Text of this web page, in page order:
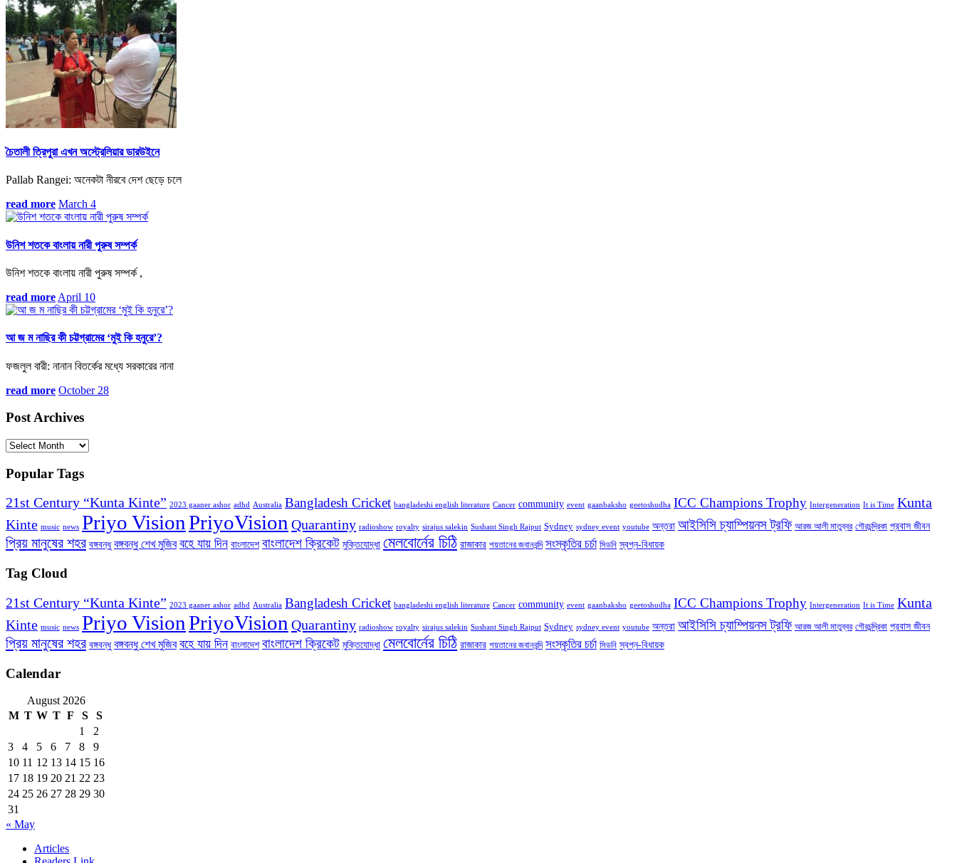
চৈতালী ত্রিপুরা এখন অস্ট্রেলিয়ার ডারউইনে
Pallab Rangei: অনেকটা নীরবে দেশ ছেড়ে চলে
read more March 4
উনিশ শতকে বাংলায় নারী পুরুষ সম্পর্ক
উনিশ শতকে বাংলায় নারী পুরুষ সম্পর্ক ,
read more April 10
আ জ ম নাছির কী চট্টগ্রামের ‘মুই কি হনুরে’?
ফজলুল বারী: নানান বিতর্কের মধ্যে সরকারের নানা
read more October 28
Post Archives
Post
Popular Tags
21st Century “Kunta Kinte” 2023 gaaner ashor adhd Australia Bangladesh Cricket bangladeshi english literature Cancer community event gaanbaksho geetoshudha ICC Champions Trophy Intergeneration It is Time Kunta
Kinte music news Priyo VisionPriyoVision Quarantiny radioshow royalty sirajus salekin Sushant Singh Rajput Sydney sydney event youtube অন্তরা আইসিসি চ্যাম্পিয়নস ট্রফি আরজ আলী মাতুব্বর গৌরচন্দ্রিকা প্রবাস জীবন
প্রিয় মানুষের শহর বঙ্গবন্ধু বঙ্গবন্ধু শেখ মুজিব বহে যায় দিন বাংলাদেশ বাংলাদেশ ক্রিকেট মুক্তিযোদ্ধা মেলবোর্নের চিঠি রাজাকার শয়তানের জবানবন্দি সংস্কৃতির চর্চা সিডনি স্বপ্ন-বিধায়ক
Tag Cloud
21st Century “Kunta Kinte” 2023 gaaner ashor adhd Australia Bangladesh Cricket bangladeshi english literature Cancer community event gaanbaksho geetoshudha ICC Champions Trophy Intergeneration It is Time Kunta
Kinte music news Priyo VisionPriyoVision Quarantiny radioshow royalty sirajus salekin Sushant Singh Rajput Sydney sydney event youtube অন্তরা আইসিসি চ্যাম্পিয়নস ট্রফি আরজ আলী মাতুব্বর গৌরচন্দ্রিকা প্রবাস জীবন
প্রিয় মানুষের শহর বঙ্গবন্ধু বঙ্গবন্ধু শেখ মুজিব বহে যায় দিন বাংলাদেশ বাংলাদেশ ক্রিকেট মুক্তিযোদ্ধা মেলবোর্নের চিঠি রাজাকার শয়তানের জবানবন্দি সংস্কৃতির চর্চা সিডনি স্বপ্ন-বিধায়ক
Calendar
August 2026
M T W T F S
S
1
2
3
4 5 6 7 8
9
10 11 12 13 14 15 16
17 18 19 20 21 22 23
24 25 26 27 28 29 30
31
« May
Articles